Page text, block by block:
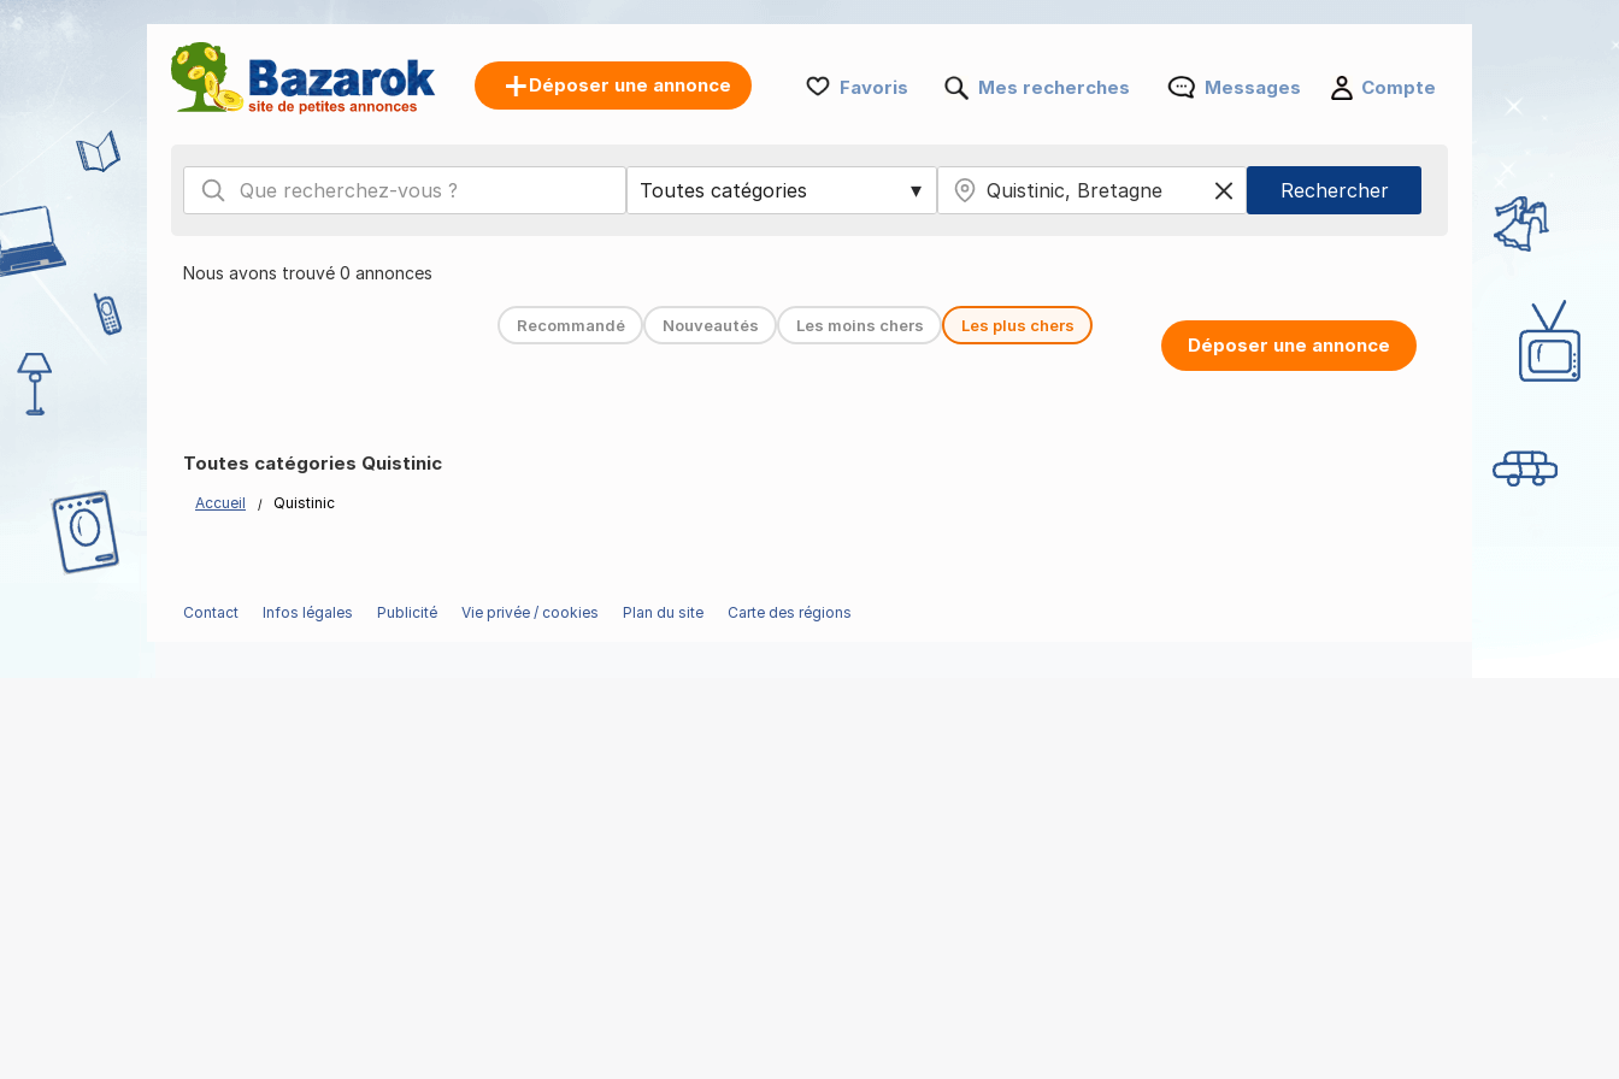
Déposer une annonce Favoris Mes recherches Messages Compte
Nous avons trouvé 0 annonces
Recommandé Nouveautés Les moins chers Les plus chers
Toutes catégories Quistinic
Accueil Quistinic
Déposer une annonce
Contact Infos légales Publicité Vie privée / cookies Plan du site Carte des régions